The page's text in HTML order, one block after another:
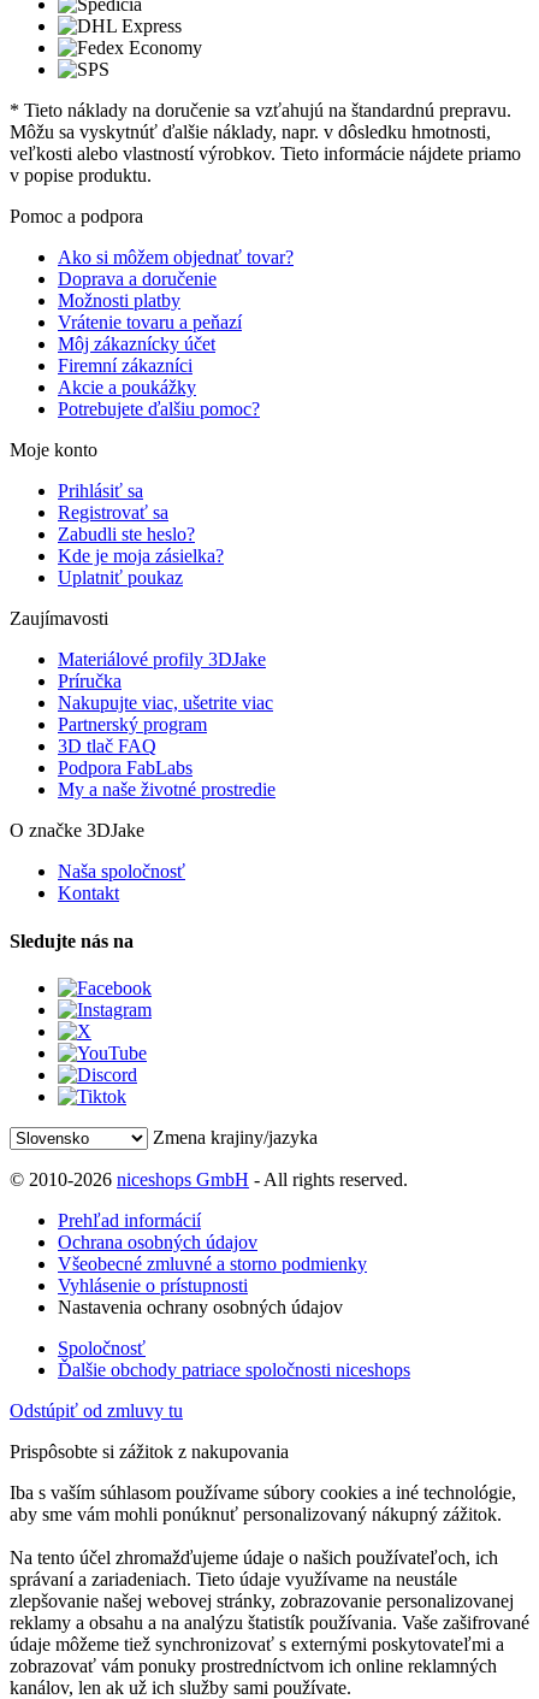
* Tieto náklady na doručenie sa vzťahujú na štandardnú prepravu.
Môžu sa vyskytnúť ďalšie náklady, napr. v dôsledku hmotnosti,
veľkosti alebo vlastností výrobkov. Tieto informácie nájdete priamo
v popise produktu.
Pomoc a podpora
Ako si môžem objednať tovar?
Doprava a doručenie
Možnosti platby
Vrátenie tovaru a peňazí
Môj zákaznícky účet
Firemní zákazníci
Akcie a poukážky
Potrebujete ďalšiu pomoc?
Moje konto
Prihlásiť sa
Registrovať sa
Zabudli ste heslo?
Kde je moja zásielka?
Uplatniť poukaz
Zaujímavosti
Materiálové profily 3DJake
Príručka
Nakupujte viac, ušetrite viac
Partnerský program
3D tlač FAQ
Podpora FabLabs
My a naše životné prostredie
O značke 3DJake
Naša spoločnosť
Kontakt
Sledujte nás na
Zmena krajiny/jazyka
© 2010-2026 niceshops GmbH - All rights reserved.
Prehľad informácií
Ochrana osobných údajov
Všeobecné zmluvné a storno podmienky
Vyhlásenie o prístupnosti
Nastavenia ochrany osobných údajov
Spoločnosť
Ďalšie obchody patriace spoločnosti niceshops
Odstúpiť od zmluvy tu
Prispôsobte si zážitok z nakupovania
Iba s vaším súhlasom používame súbory cookies a iné technológie,
aby sme vám mohli ponúknuť personalizovaný nákupný zážitok.
Na tento účel zhromažďujeme údaje o našich používateľoch, ich
správaní a zariadeniach. Tieto údaje využívame na neustále
zlepšovanie našej webovej stránky, zobrazovanie personalizovanej
reklamy a obsahu a na analýzu štatistík používania. Vaše zašifrované
údaje môžeme tiež synchronizovať s externými poskytovateľmi a
zobrazovať vám ponuky prostredníctvom ich online reklamných
kanálov, len ak už ich služby sami používate.